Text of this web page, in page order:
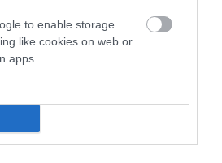
to enable storage
like cookies on web or
apps.
Lalia Storti